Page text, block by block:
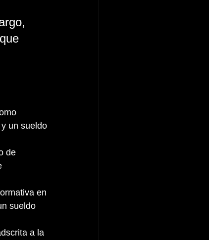
un sueldo
en
sueldo
a la